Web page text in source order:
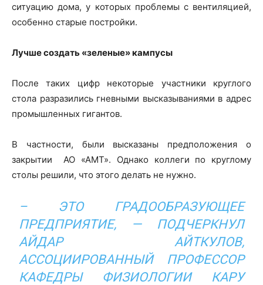
ситуацию дома, у которых проблемы с вентиляцией,
особенно старые постройки.
Лучше создать «зеленые» кампусы
После таких цифр некоторые участники круглого
стола разразились гневными высказываниями в адрес
промышленных гигантов.
В частности, были высказаны предположения о
закрытии АО «АМТ». Однако коллеги по круглому
столы решили, что этого делать не нужно.
– ЭТО ГРАДООБРАЗУЮЩЕЕ
ПРЕДПРИЯТИЕ, — ПОДЧЕРКНУЛ
АЙДАР АЙТКУЛОВ,
АССОЦИИРОВАННЫЙ ПРОФЕССОР
КАФЕДРЫ ФИЗИОЛОГИИ КАРУ